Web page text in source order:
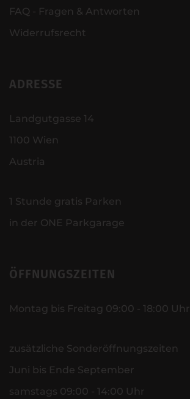
FAQ - Fragen & Antworten
Widerrufsrecht
ADRESSE
Landgutgasse 14
1100 Wien
Austria
1 Stunde gratis Parken
in der ONE Parkgarage
ÖFFNUNGSZEITEN
Montag bis Freitag 09:00 - 18:00 Uhr
zusätzliche Sonderöffnungszeiten
Juni bis Ende September
samstags 09:00 - 14:00 Uhr